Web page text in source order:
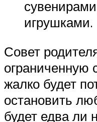
игрушками.
Совет
ограниченную
жалко будет
остановить
будет едва ли